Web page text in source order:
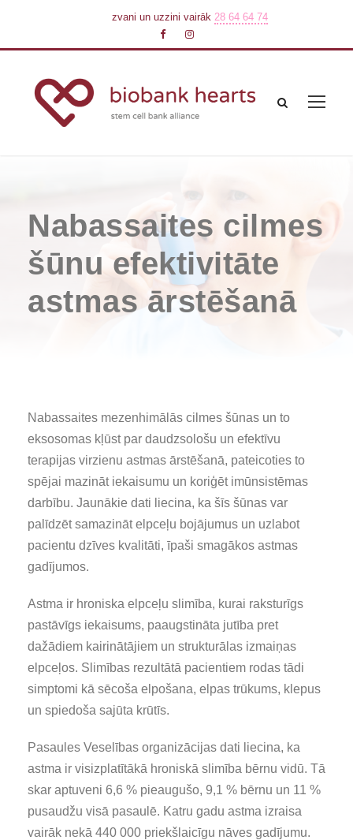
zvani un uzzini vairāk 28 64 64 74
Nabassaites cilmes
šūnu efektivitāte
astmas ārstēšanā
Nabassaites mezenhimālās cilmes šūnas un to
eksosomas kļūst par daudzsološu un efektīvu
terapijas virzienu astmas ārstēšanā, pateicoties to
spējai mazināt iekaisumu un koriģēt imūnsistēmas
darbību. Jaunākie dati liecina, ka šīs šūnas var
palīdzēt samazināt elpceļu bojājumus un uzlabot
pacientu dzīves kvalitāti, īpaši smagākos astmas
gadījumos.
Astma ir hroniska elpceļu slimība, kurai raksturīgs
pastāvīgs iekaisums, paaugstināta jutība pret
dažādiem kairinātājiem un strukturālas izmaiņas
elpceļos. Slimības rezultātā pacientiem rodas tādi
simptomi kā sēcoša elpošana, elpas trūkums, klepus
un spiedoša sajūta krūtīs.
Pasaules Veselības organizācijas dati liecina, ka
astma ir visizplatītākā hroniskā slimība bērnu vidū. Tā
skar aptuveni 6,6 % pieaugušo, 9,1 % bērnu un 11 %
pusaudžu visā pasaulē. Katru gadu astma izraisa
vairāk nekā 440 000 priekšlaicīgu nāves gadījumu.